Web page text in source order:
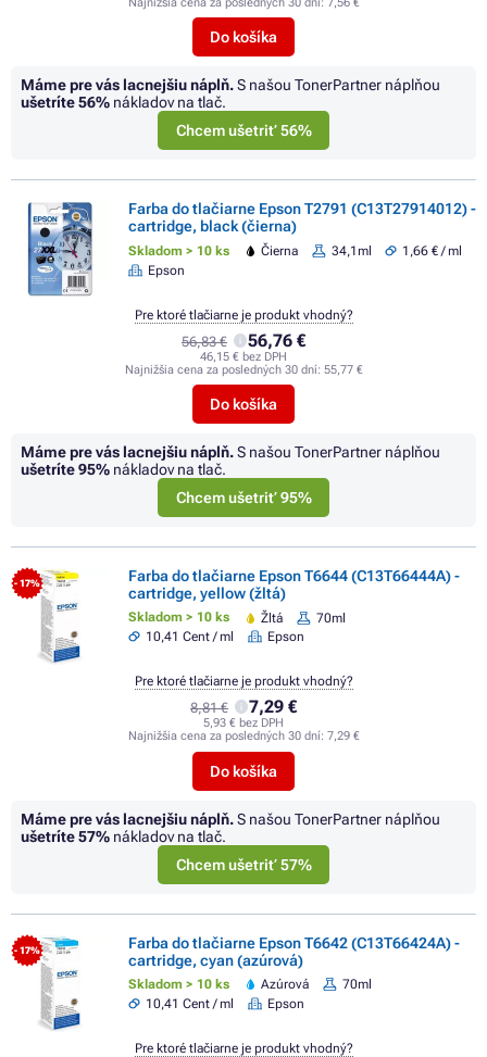
Najnižšia cena za posledných 30 dní: 7,56 €
Do košíka
Máme pre vás lacnejšiu náplň.S našou TonerPartner náplňou
ušetríte56% nákladov na tlač.
Chcem ušetriť 56%
Farba do tlačiarne Epson T2791 (C13T27914012) -
cartridge, black (čierna)
Skladom > 10 ks Čierna 34,1ml
1,66 € / ml
Epson
56,83 € 56,76 €
46,15 € bez DPH
Najnižšia cena za posledných 30 dní: 55,77 €
Do košíka
Pre ktoré tlačiarne je produkt vhodný?
Máme pre vás lacnejšiu náplň.S našou TonerPartner náplňou
ušetríte95% nákladov na tlač.
Chcem ušetriť 95%
- 17%
Farba do tlačiarne Epson T6644 (C13T66444A) -
cartridge, yellow (žltá)
Skladom > 10 ks Žltá
70ml
10,41 Cent / ml
Epson
8,81 € 7,29 €
5,93 € bez DPH
Najnižšia cena za posledných 30 dní: 7,29 €
Do košíka
Pre ktoré tlačiarne je produkt vhodný?
Máme pre vás lacnejšiu náplň.S našou TonerPartner náplňou
ušetríte57% nákladov na tlač.
Chcem ušetriť 57%
- 17%
Farba do tlačiarne Epson T6642 (C13T66424A) -
cartridge, cyan (azúrová)
Skladom > 10 ks Azúrová
70ml
10,41 Cent / ml
Epson
Pre ktoré tlačiarne je produkt vhodný?